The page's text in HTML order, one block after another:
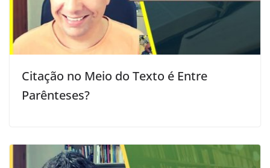
Citação no Meio do Texto é Entre
Parênteses?